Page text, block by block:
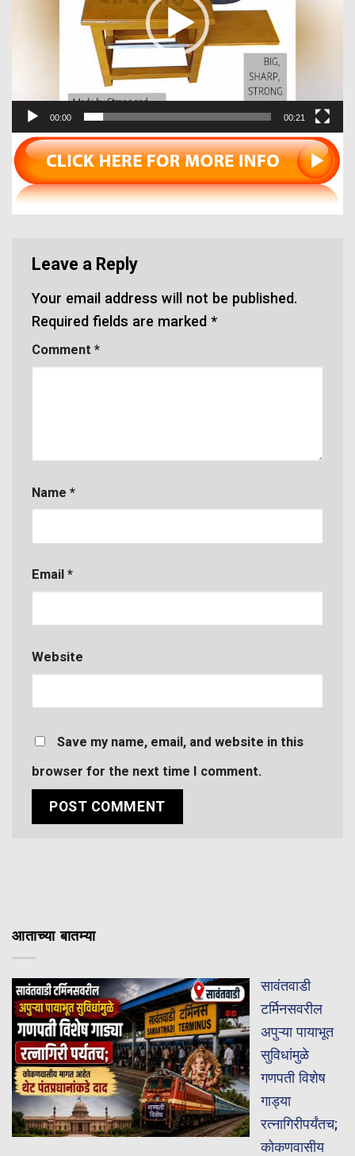
00:00 00:21
Leave a Reply
Your email address will not be published.
Required fields are marked *
Comment *
Name *
Email *
Website
Save my name, email, and website in this
browser for the next time I comment.
आताच्या बातम्या
सावंतवाडी
टर्मिनसवरील
अपुऱ्या पायाभूत
सुविधांमुळे
गणपती विशेष
गाड्या
रत्नागिरीपर्यंतच;
कोकणवासीय